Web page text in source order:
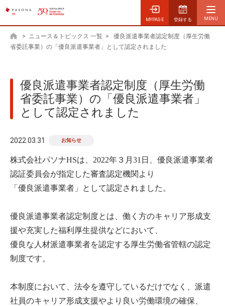
MYPAGE 登録する
ホーム
> ニュース＆トピックス 一覧 >
優良派遣事業者認定制度（厚生労働
省委託事業）の「優良派遣事業者」として認定されました
優良派遣事業者認定制度（厚生労働
省委託事業）の「優良派遣事業者」
として認定されました
2022.03.31 お知らせ
株式会社パソナHSは、2022年３月31日、優良派遣事業者
認証委員会が指定した審査認定機関より
「優良派遣事業者」として認定されました。
優良派遣事業者認定制度とは、働く方のキャリア形成支
援や充実した福利厚生提供などにおいて、
優良な人材派遣事業者を認定する厚生労働省管轄の認定
制度です。
本制度において、法令を遵守しているだけでなく、派遣
社員のキャリア形成支援やより良い労働環境の確保、